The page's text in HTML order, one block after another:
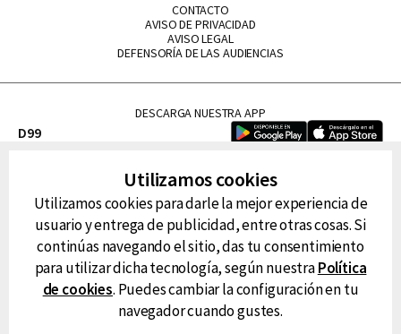
CONTACTO
AVISO DE PRIVACIDAD
AVISO LEGAL
DEFENSORÍA DE LAS AUDIENCIAS
DESCARGA NUESTRA APP
D99
FM Tu
RG Deportiva
Classic FM
Utilizamos cookies
Utilizamos cookies para darle la mejor experiencia de
usuario y entrega de publicidad, entre otras cosas. Si
continúas navegando el sitio, das tu consentimiento
para utilizar dicha tecnología, según nuestraPolítica
de cookies. Puedes cambiar la configuración en tu
navegador cuando gustes.